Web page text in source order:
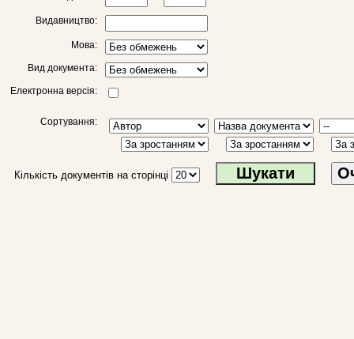
Видавництво:
Мова:
Вид документа:
Електронна версія:
Сортування:
Кількість документів на сторінці